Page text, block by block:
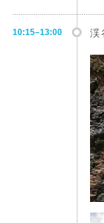
10:15–13:00 渓